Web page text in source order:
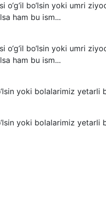
bo‘lsin yoki umri
ham bu ism...
bo‘lsin yoki umri
ham bu ism...
yoki bolalarimiz yetarli
yoki bolalarimiz yetarli